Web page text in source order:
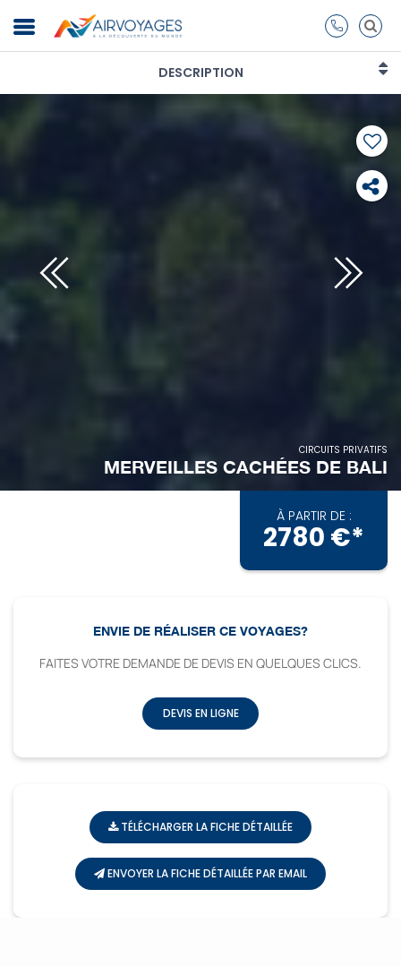
DESCRIPTION
CIRCUITS PRIVATIFS
MERVEILLES CACHÉES DE BALI
À PARTIR DE :
2780 €*
ENVIE DE RÉALISER CE VOYAGES?
FAITES VOTRE DEMANDE DE DEVIS EN QUELQUES CLICS.
DEVIS EN LIGNE
TÉLÉCHARGER LA FICHE DÉTAILLÉE
ENVOYER LA FICHE DÉTAILLÉE PAR EMAIL